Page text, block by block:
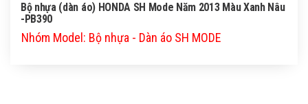
Bộ nhựa (dàn áo) HONDA SH Mode Năm 2013 Màu Xanh Nâu
-PB390
Nhóm Model: Bộ nhựa - Dàn áo SH MODE